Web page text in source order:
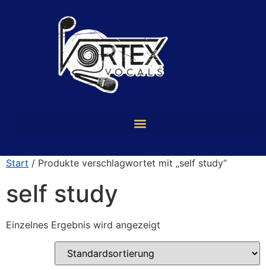
Start / Produkte verschlagwortet mit „self study“
self study
Einzelnes Ergebnis wird angezeigt